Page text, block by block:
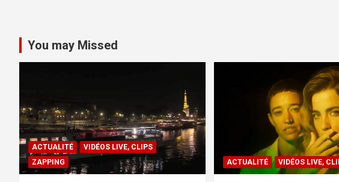
You may Missed
ACTUALITÉ
VIDÉOS LIVE, CLIPS
ZAPPING
ACTUALITÉ VIDÉOS LIVE,